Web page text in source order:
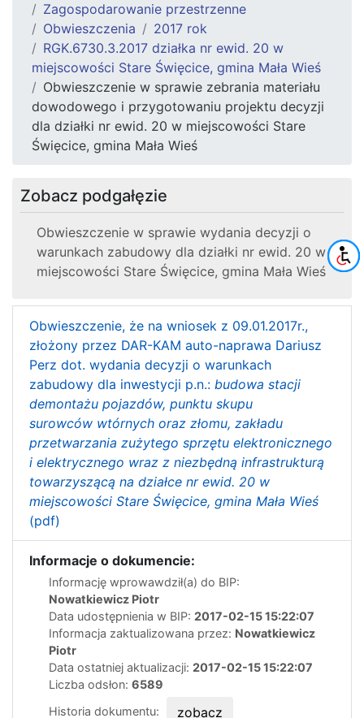
Zagospodarowanie przestrzenne
Obwieszczenia
2017 rok
RGK.6730.3.2017 działka nr ewid. 20 w
miejscowości Stare Święcice, gmina Mała Wieś
Obwieszczenie w sprawie zebrania materiału
dowodowego i przygotowaniu projektu decyzji
dla działki nr ewid. 20 w miejscowości Stare
Święcice, gmina Mała Wieś
Zobacz podgałęzie
Obwieszczenie w sprawie wydania decyzji o
warunkach zabudowy dla działki nr ewid. 20 w
miejscowości Stare Święcice, gmina Mała Wieś
Obwieszczenie, że na wniosek z 09.01.2017r.,
złożony przez DAR-KAM auto-naprawa Dariusz
Perz dot. wydania decyzji o warunkach
zabudowy dla inwestycji p.n.: budowa stacji
demontażu pojazdów, punktu skupu
surowców wtórnych oraz złomu, zakładu
przetwarzania zużytego sprzętu elektronicznego
i elektrycznego wraz z niezbędną infrastrukturą
towarzyszącą na działce nr ewid. 20 w
miejscowości Stare Święcice, gmina Mała Wieś
(pdf)
Informacje o dokumencie:
Informację wprowawdził(a) do BIP:
Nowatkiewicz Piotr
Data udostępnienia w BIP: 2017-02-15 15:22:07
Informacja zaktualizowana przez: Nowatkiewicz
Piotr
Data ostatniej aktualizacji: 2017-02-15 15:22:07
Liczba odsłon: 6589
Historia dokumentu:
zobacz